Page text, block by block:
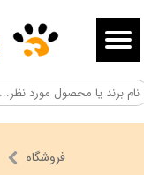
حساب کاربری من
تغییر گذر واژه
سفارشات
خروج از حساب کاربری
فروشگاه